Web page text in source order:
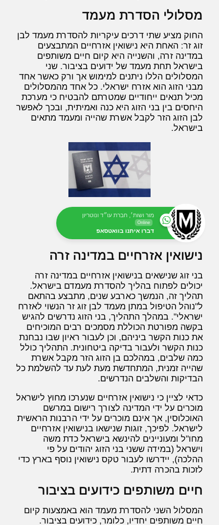
מסלולי הסדרת מעמד
החוק מציע שתי דרכים עיקריות להסדרת מעמד לבן
זוג זר: האחת היא נישואין אזרחיים המתבצעים
במדינה זרה, והשנייה היא קיום חיים משותפים
בישראל תחת מעמד של ידועים בציבור. שני
המסלולים הללו ניתנים למימוש אך ורק כאשר אחד
מבני הזוג הוא אזרח ישראלי. כל אחד מהמסלולים
מכיל תנאים ייחודיים שמטרתם להבטיח כי מערכת
היחסים בין בני הזוג היא כנה ואמיתית, ובכך לאפשר
לבן הזוג הזר לקבל אשרת שהייה ומעמד מתאים
בישראל.
מור ושות׳, חברת עו״ד ונוטריון
Online
דברו איתנו בוואטסאפ
נישואין אזרחיים במדינה זרה
בני זוג שנישאים בנישואין אזרחיים במדינה זרה
יכולים לפתוח בהליך להסדרת מעמדם בישראל.
תהליך זה, הנמשך כארבע שנים, מתבצע בהתאם
ל"נוהל הטיפול במתן מעמד לבן זוג זר הנשוי לאזרח
ישראלי". במהלך התהליך, בני הזוג נדרשים להגיש
בקשה מפורטת הכוללת מסמכים רבים המוכיחים
את כנות הקשר ביניהם, וכן לעבור ראיון שבו נבחנת
כנות הקשר ולעבור בדיקה ביטחונית. התהליך כולל
כמה שלבים, במהלכם בן הזוג הזר מקבל אשרת
שהייה זמנית, המתחדשת מעת לעת עד להשלמת כל
הבדיקות והשלבים הנדרשים.
כדאי לציין כי נישואין אזרחיים שנערכו מחוץ לישראל
מוכרים על ידי המדינה לצורך רישום במרשם
האוכלוסין, אך אינם מוכרים על ידי הרבנות הראשית
לישראל. לפיכך, זוגות שנישאו בנישואין אזרחיים
מחו"ל ומעוניינים להינשא בישראל כדת משה
וישראל (במידה ששני בני הזוג יהודים על פי
ההלכה), יידרשו לעבור טקס נישואין נוסף בארץ כדי
לזכות בהכרה דתית.
חיים משותפים כידועים בציבור
המסלול השני להסדרת מעמד הוא באמצעות קיום
חיים משותפים יחדיו, כלומר, כידועים בציבור.